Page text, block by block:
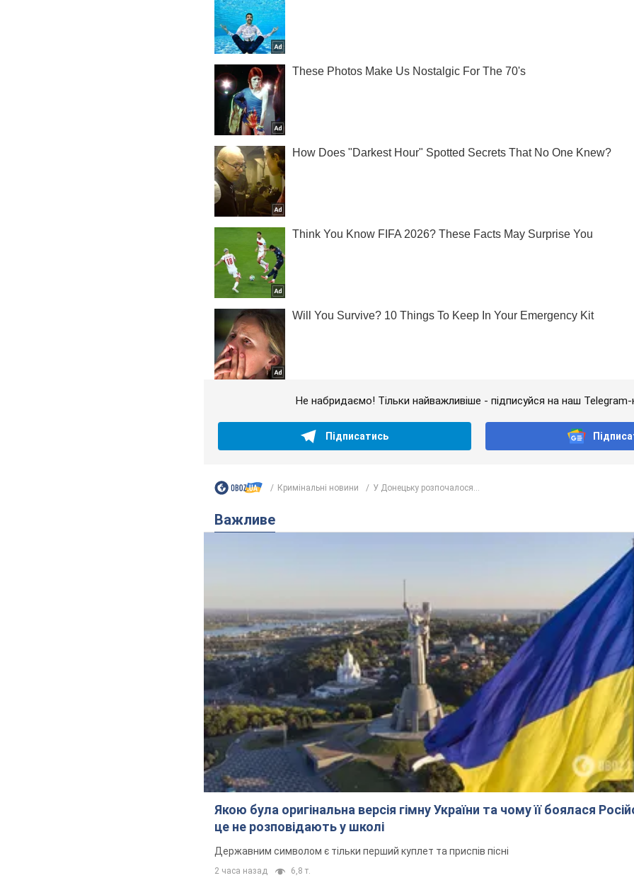
Не набридаємо! Тільки найважливіше - підписуйся на наш Telegram-
Підписатись
Кримінальні новини У Донецьку розпочалося...
Важливе
Якою була оригінальна версія гімну України та чому її боялася
це не розповідають у школі
Державним символом є тільки перший куплет та приспів пісні
2 часа назад 6,8 т.